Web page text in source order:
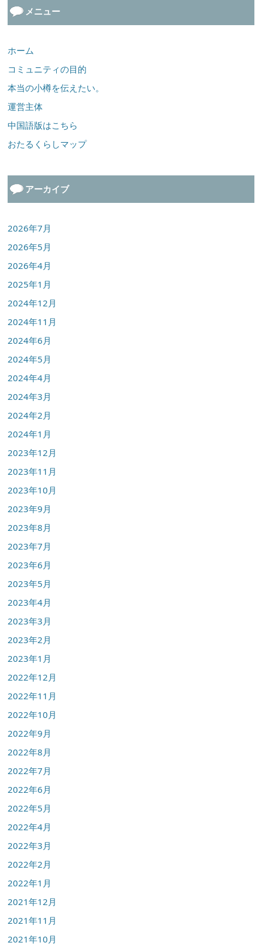
メニュー
ホーム
コミュニティの目的
本当の小樽を伝えたい。
運営主体
中国語版はこちら
おたるくらしマップ
アーカイブ
2026年7月
2026年5月
2026年4月
2025年1月
2024年12月
2024年11月
2024年6月
2024年5月
2024年4月
2024年3月
2024年2月
2024年1月
2023年12月
2023年11月
2023年10月
2023年9月
2023年8月
2023年7月
2023年6月
2023年5月
2023年4月
2023年3月
2023年2月
2023年1月
2022年12月
2022年11月
2022年10月
2022年9月
2022年8月
2022年7月
2022年6月
2022年5月
2022年4月
2022年3月
2022年2月
2022年1月
2021年12月
2021年11月
2021年10月